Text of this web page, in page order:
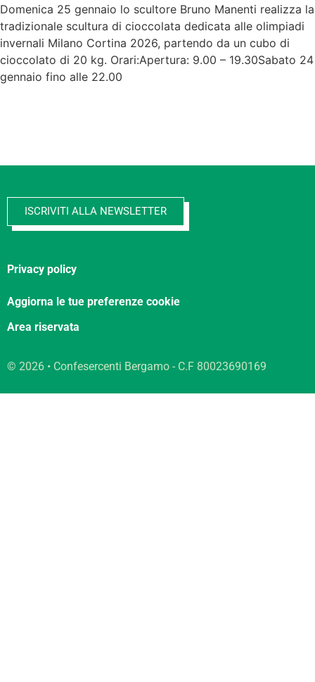
Domenica 25 gennaio lo scultore Bruno Manenti realizza la
tradizionale scultura di cioccolata dedicata alle olimpiadi
invernali Milano Cortina 2026, partendo da un cubo di
cioccolato di 20 kg. Orari:Apertura: 9.00 – 19.30Sabato 24
gennaio fino alle 22.00
ISCRIVITI ALLA NEWSLETTER
Privacy policy
Aggiorna le tue preferenze cookie
Area riservata
© 2026 • Confesercenti Bergamo - C.F 80023690169